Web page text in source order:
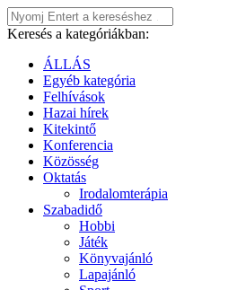
Keresés a kategóriákban:
ÁLLÁS
Egyéb kategória
Felhívások
Hazai hírek
Kitekintő
Konferencia
Közösség
Oktatás
Irodalomterápia
Szabadidő
Hobbi
Játék
Könyvajánló
Lapajánló